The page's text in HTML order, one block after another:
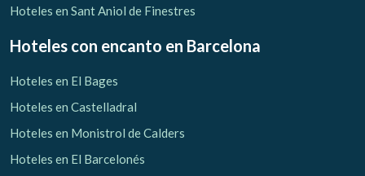
Hoteles en Sant Aniol de Finestres
Hoteles con encanto en Barcelona
Hoteles en El Bages
Hoteles en Castelladral
Hoteles en Monistrol de Calders
Hoteles en El Barcelonés